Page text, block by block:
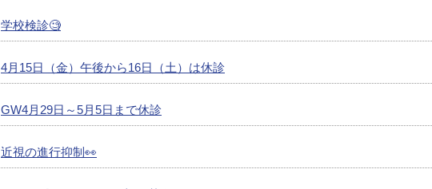
学校検診🧐
4月15日（金）午後から16日（土）は休診
GW4月29日～5月5日まで休診
近視の進行抑制👀